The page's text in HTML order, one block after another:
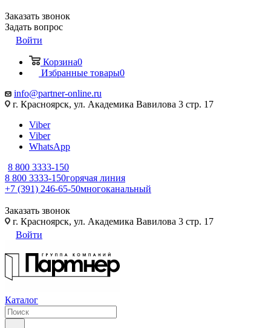
Заказать звонок
Задать вопрос
Войти
Корзина0
Избранные товары0
info@partner-online.ru
г. Красноярск, ул. Академика Вавилова 3 стр. 17
Viber
Viber
WhatsApp
8 800 3333-150
8 800 3333-150горячая линия
+7 (391) 246-65-50многоканальный
Заказать звонок
г. Красноярск, ул. Академика Вавилова 3 стр. 17
Войти
Каталог